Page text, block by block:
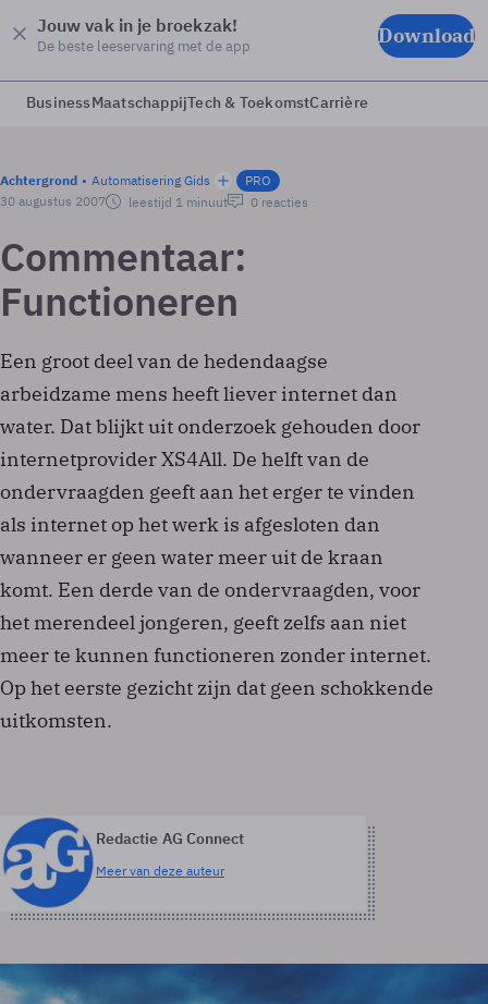
Jouw vak in je broekzak!
De beste leeservaring met de app Download
BusinessMaatschappijTech & ToekomstCarrière
Achtergrond Automatisering Gids
PRO
30 augustus 2007
leestijd 1 minuut 0 reacties
Commentaar:
Functioneren
Een groot deel van de hedendaagse
arbeidzame mens heeft liever internet dan
water. Dat blijkt uit onderzoek gehouden door
internetprovider XS4All. De helft van de
ondervraagden geeft aan het erger te vinden
als internet op het werk is afgesloten dan
wanneer er geen water meer uit de kraan
komt. Een derde van de ondervraagden, voor
het merendeel jongeren, geeft zelfs aan niet
meer te kunnen functioneren zonder internet.
Op het eerste gezicht zijn dat geen schokkende
uitkomsten.
Redactie AG Connect
Meer van deze auteur